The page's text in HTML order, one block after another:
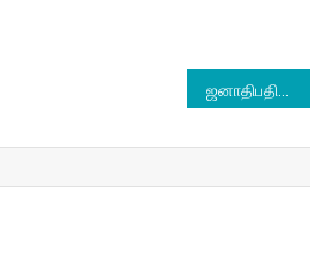
ஜனாதிபதி தேர்தல்: பாஜக வேட்பாளர் ராம்நாத் கோவிந்த் வெற்றி